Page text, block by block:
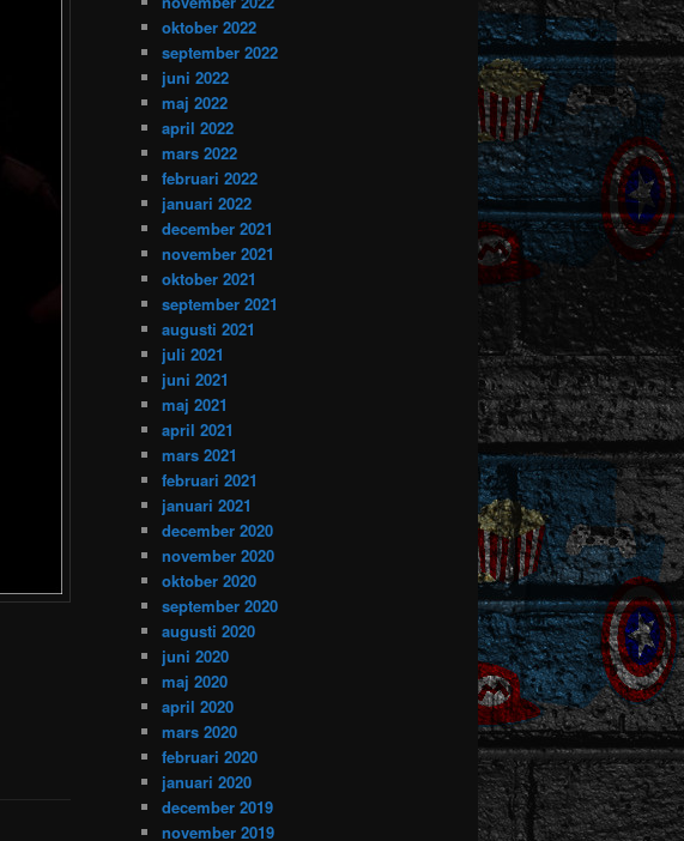
oktober 2022
september 2022
juni 2022
maj 2022
april 2022
mars 2022
februari 2022
januari 2022
december 2021
november 2021
oktober 2021
september 2021
augusti 2021
juli 2021
juni 2021
maj 2021
april 2021
mars 2021
februari 2021
januari 2021
december 2020
november 2020
oktober 2020
september 2020
augusti 2020
juni 2020
maj 2020
april 2020
mars 2020
februari 2020
januari 2020
december 2019
november 2019